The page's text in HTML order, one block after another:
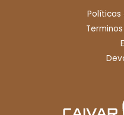
Políticas